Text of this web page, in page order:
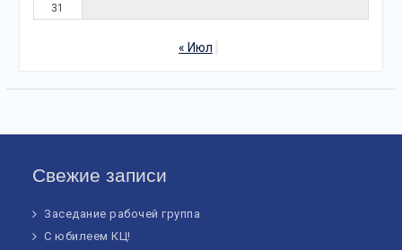
31
« Июл
Свежие записи
Заседание рабочей группа
С юбилеем КЦ!